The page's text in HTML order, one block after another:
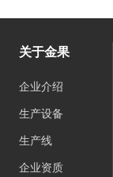
关于金果
企业介绍
生产设备
生产线
企业资质